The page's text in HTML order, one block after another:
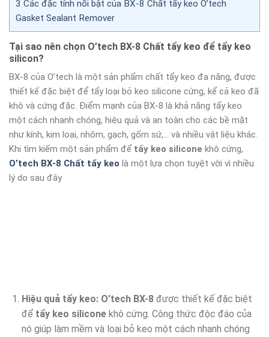
3 Các đặc tính nổi bật của BX-8 Chất tẩy keo O’tech
Gasket Sealant Remover
Tại sao nên chọn O’tech BX-8 Chất tẩy keo để tẩy keo
silicon?
BX-8 của O’tech là một sản phẩm chất tẩy keo đa năng, được
thiết kế đặc biệt để tẩy loại bỏ keo silicone cứng, kể cả keo đã
khô và cứng đặc. Điểm mạnh của BX-8 là khả năng tẩy keo
một cách nhanh chóng, hiệu quả và an toàn cho các bề mặt
như kính, kim loại, nhôm, gạch, gốm sứ,… và nhiều vật liệu khác.
Khi tìm kiếm một sản phẩm để tẩy keo silicone khô cứng,
O’tech BX-8 Chất tẩy keo là một lựa chọn tuyệt vời vì nhiều
lý do sau đây
Hiệu quả tẩy keo: O’tech BX-8được thiết kế đặc biệt
để tẩy keo siliconekhô cứng. Công thức độc đáo của
nó giúp làm mềm và loại bỏ keo một cách nhanh chóng